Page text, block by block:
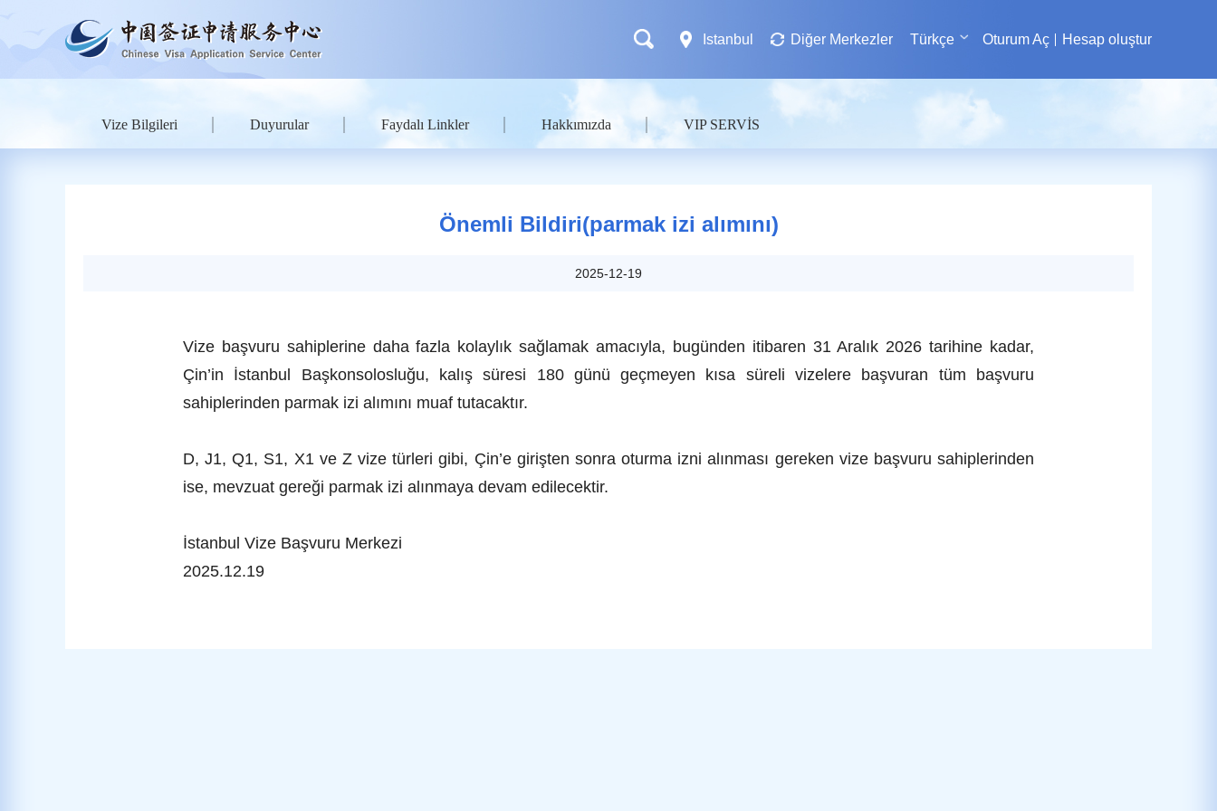
Istanbul Diğer Merkezler Türkçe Oturum Aç Hesap oluştur
Vize Bilgileri Duyurular Faydalı Linkler Hakkımızda VIP SERVİS
Önemli Bildiri(parmak izi alımını)
2025-12-19
Vize başvuru sahiplerine daha fazla kolaylık sağlamak amacıyla, bugünden itibaren 31 Aralık 2026 tarihine kadar,
Çin’in İstanbul Başkonsolosluğu, kalış süresi 180 günü geçmeyen kısa süreli vizelere başvuran tüm başvuru
sahiplerinden parmak izi alımını muaf tutacaktır.
D, J1, Q1, S1, X1 ve Z vize türleri gibi, Çin’e girişten sonra oturma izni alınması gereken vize başvuru sahiplerinden
ise, mevzuat gereği parmak izi alınmaya devam edilecektir.
İstanbul Vize Başvuru Merkezi
2025.12.19